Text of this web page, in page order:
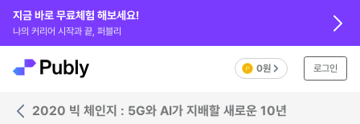
지금 바로 무료체험 해보세요!
나의 커리어 시작과 끝, 퍼블리
0원 로그인
2020 빅 체인지 : 5G와 AI가 지배할 새로운 10년